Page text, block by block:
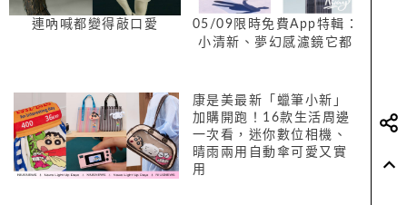
連吶喊都變得敲口愛
05/09限時免費App特輯：
小清新、夢幻感濾鏡它都
康是美最新「蠟筆小新」
加購開跑！16款生活周邊
一次看，迷你數位相機、
晴雨兩用自動傘可愛又實
用